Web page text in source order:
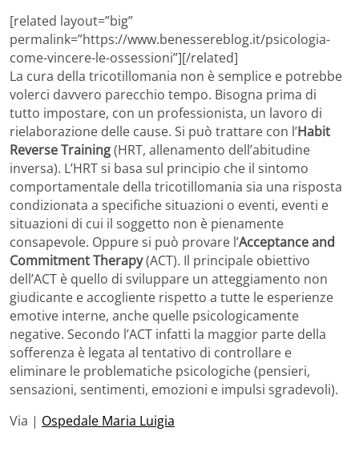
[related layout=”big”
permalink=”https://www.benessereblog.it/psicologia-
come-vincere-le-ossessioni”][/related]
La cura della tricotillomania non è semplice e potrebbe
volerci davvero parecchio tempo. Bisogna prima di
tutto impostare, con un professionista, un lavoro di
rielaborazione delle cause. Si può trattare con l’Habit
Reverse Training(HRT, allenamento dell’abitudine
inversa). L’HRT si basa sul principio che il sintomo
comportamentale della tricotillomania sia una risposta
condizionata a specifiche situazioni o eventi, eventi e
situazioni di cui il soggetto non è pienamente
consapevole. Oppure si può provare l’Acceptance and
Commitment Therapy(ACT). Il principale obiettivo
dell’ACT è quello di sviluppare un atteggiamento non
giudicante e accogliente rispetto a tutte le esperienze
emotive interne, anche quelle psicologicamente
negative. Secondo l’ACT infatti la maggior parte della
sofferenza è legata al tentativo di controllare e
eliminare le problematiche psicologiche (pensieri,
sensazioni, sentimenti, emozioni e impulsi sgradevoli).
Via | Ospedale Maria Luigia